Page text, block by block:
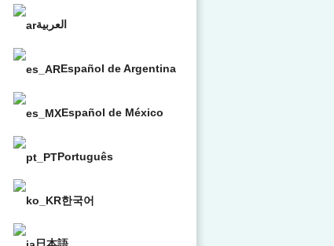
العربية
Español de Argentina
Español de México
Português
한국어